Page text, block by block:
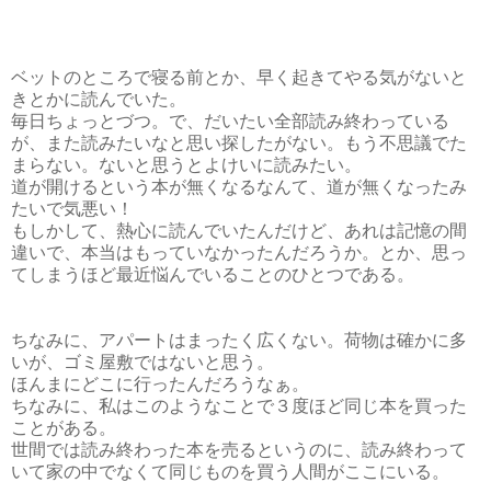
ベットのところで寝る前とか、早く起きてやる気がないと
きとかに読んでいた。
毎日ちょっとづつ。で、だいたい全部読み終わっている
が、また読みたいなと思い探したがない。もう不思議でた
まらない。ないと思うとよけいに読みたい。
道が開けるという本が無くなるなんて、道が無くなったみ
たいで気悪い！
もしかして、熱心に読んでいたんだけど、あれは記憶の間
違いで、本当はもっていなかったんだろうか。とか、思っ
てしまうほど最近悩んでいることのひとつである。
ちなみに、アパートはまったく広くない。荷物は確かに多
いが、ゴミ屋敷ではないと思う。
ほんまにどこに行ったんだろうなぁ。
ちなみに、私はこのようなことで３度ほど同じ本を買った
ことがある。
世間では読み終わった本を売るというのに、読み終わって
いて家の中でなくて同じものを買う人間がここにいる。